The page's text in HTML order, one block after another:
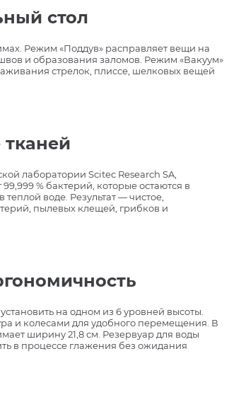
стол
Режим «Поддув» расправляет вещи на
и образования заломов. Режим «Вакуум»
стрелок, плиссе, шелковых вещей
лаборатории Scitec Research SA,
% бактерий, которые остаются в
воде. Результат — чистое,
пылевых клещей, грибков и
на одном из 6 уровней высоты.
и колесами для удобного перемещения. В
ширину 21,8 см. Резервуар для воды
в процессе глажения без ожидания